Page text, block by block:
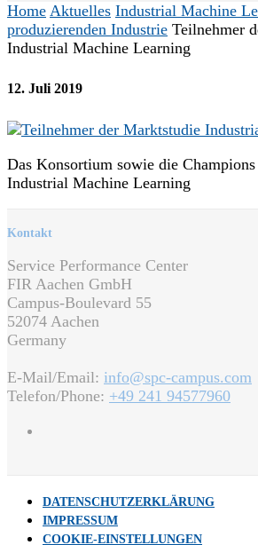
Home Aktuelles Industrial Machine
produzierenden Industrie Teilnehmer
Industrial Machine Learning
12. Juli 2019
Das Konsortium sowie die
Industrial Machine Learning
Kontakt
Service Performance Center
FIR Aachen GmbH
Campus-Boulevard 55
52074 Aachen
Germany
E-Mail/Email: info@spc-campus.com
Telefon/Phone: +49 241 94577960
DATENSCHUTZERKLÄRUNG
IMPRESSUM
COOKIE-EINSTELLUNGEN